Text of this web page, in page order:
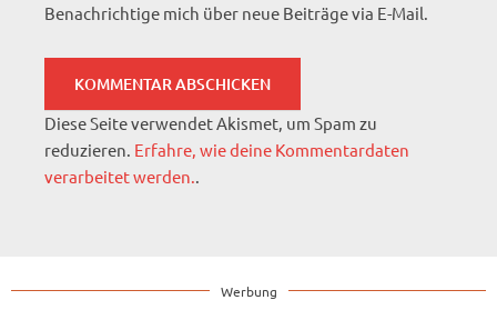
Benachrichtige mich über neue Beiträge via E-Mail.
Diese Seite verwendet Akismet, um Spam zu
reduzieren. Erfahre, wie deine Kommentardaten
verarbeitet werden..
Werbung